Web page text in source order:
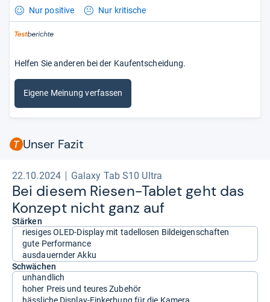
Nur positive Nur kritische
Helfen Sie anderen bei der Kaufentscheidung.
Eigene Meinung verfassen
Unser Fazit
22.10.2024 Galaxy Tab S10 Ultra
Bei die­sem Rie­sen-​Tablet geht das
Kon­zept nicht ganz auf
Stärken
riesiges OLED-Display mit tadellosen Bildeigenschaften
gute Performance
ausdauernder Akku
Schwächen
unhandlich
hoher Preis und teures Zubehör
hässliche Display-Einkerbung für die Kamera